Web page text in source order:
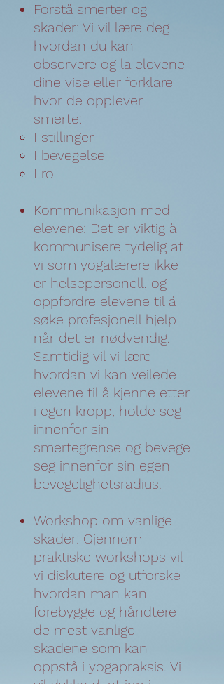
Forstå smerter og
skader: Vi vil lære deg
hvordan du kan
observere og la elevene
dine vise eller forklare
hvor de opplever
smerte:
I stillinger
I bevegelse
I ro
Kommunikasjon med
elevene: Det er viktig å
kommunisere tydelig at
vi som yogalærere ikke
er helsepersonell, og
oppfordre elevene til å
søke profesjonell hjelp
når det er nødvendig.
Samtidig vil vi lære
hvordan vi kan veilede
elevene til å kjenne etter
i egen kropp, holde seg
innenfor sin
smertegrense og bevege
seg innenfor sin egen
bevegelighetsradius.
Workshop om vanlige
skader: Gjennom
praktiske workshops vil
vi diskutere og utforske
hvordan man kan
forebygge og håndtere
de mest vanlige
skadene som kan
oppstå i yogapraksis. Vi